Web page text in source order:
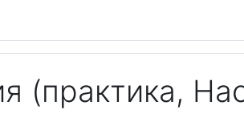
(практика,